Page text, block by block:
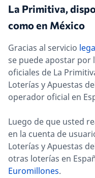
La Primitiva,
como en México
Gracias al servicio
se puede apostar por
oficiales de La
Loterías y Apuestas
operador oficial en
Luego de que usted
en la cuenta de
Loterías y Apuestas
otras loterías en
Euromillones.